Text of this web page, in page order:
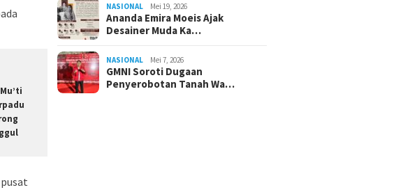
NASIONAL Mei 19, 2026
Ananda Emira Moeis Ajak
Desainer Muda Ka…
NASIONAL Mei 7, 2026
GMNI Soroti Dugaan
Penyerobotan Tanah Wa…